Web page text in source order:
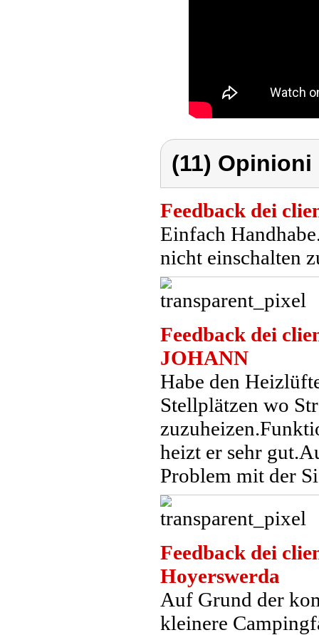
(11)
Feedback dei
Einfach
nicht einschalten
Feedback dei
JOHANN
Habe den
Stellplätzen wo
heizt er sehr
Problem mit der
Feedback dei
Hoyerswerda
Auf Grund der
kleinere